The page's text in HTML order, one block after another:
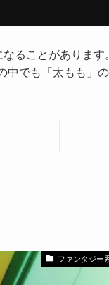
なることがあります
中でも「太もも」の
ファンタジー